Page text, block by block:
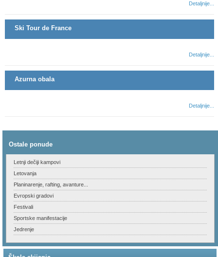
Detaljnije...
Ski Tour de France
Detaljnije...
Azurna obala
Detaljnije...
Ostale ponude
Letnji dečiji kampovi
Letovanja
Planinarenje, rafting, avanture...
Evropski gradovi
Festivali
Sportske manifestacije
Jedrenje